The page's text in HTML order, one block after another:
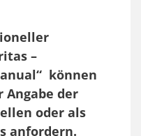
–
können
Angabe der
oder als
anfordern.